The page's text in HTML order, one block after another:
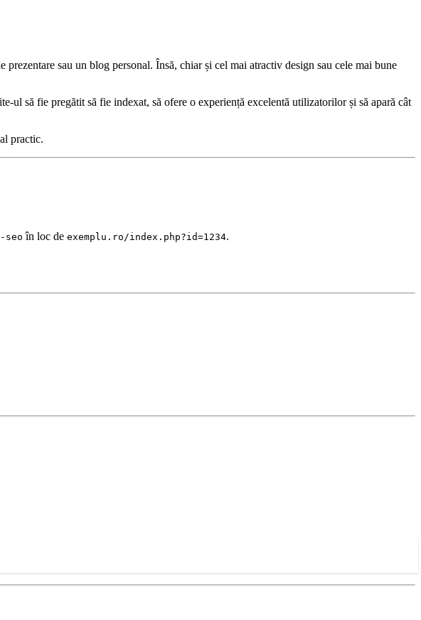
sau un blog personal. Însă, chiar și cel mai atractiv design sau cele mai bune
ul să fie pregătit să fie indexat, să ofere o experiență excelentă utilizatorilor și să apară cât
practic.
în loc de exemplu.ro/index.php?id=1234.